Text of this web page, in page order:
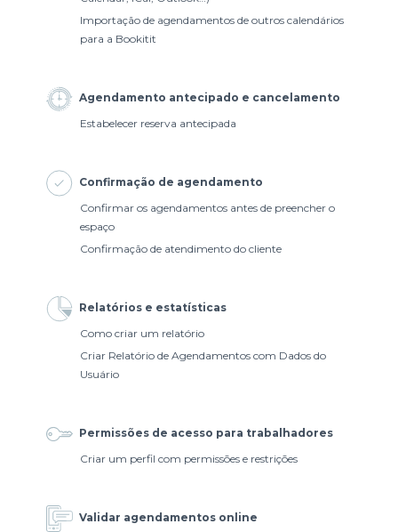
Importação de agendamentos de outros calendários
para a Bookitit
Agendamento antecipado e cancelamento
Estabelecer reserva antecipada
Confirmação de agendamento
Confirmar os agendamentos antes de preencher o
espaço
Confirmação de atendimento do cliente
Relatórios e estatísticas
Como criar um relatório
Criar Relatório de Agendamentos com Dados do
Usuário
Permissões de acesso para trabalhadores
Criar um perfil com permissões e restrições
Validar agendamentos online